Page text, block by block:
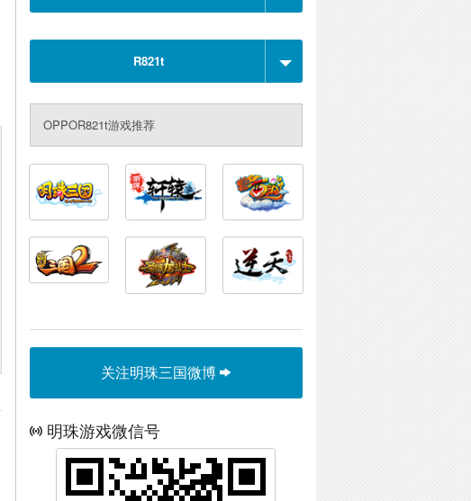
R821t
OPPOR821t游戏推荐
关注明珠三国微博
明珠游戏微信号